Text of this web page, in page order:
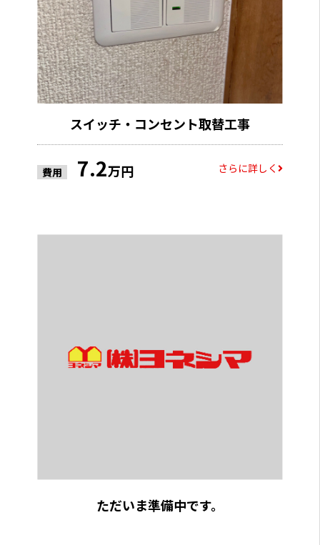
スイッチ・コンセント取替工事
費用 7.2万円 さらに詳しく
ただいま準備中です。